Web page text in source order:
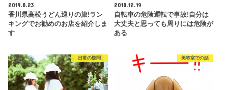
2019.8.23
香川県高松うどん巡りの旅!ラン
キングでお勧めのお店を紹介しま
す
2018.12.19
自転車の危険運転で事故!自分は
大丈夫と思っても周りには危険が
ある
日常の疑問 美容室での話